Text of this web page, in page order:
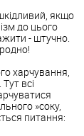
якщо
до цього
- штучно.
харчування,
всі
»соку,
питання: